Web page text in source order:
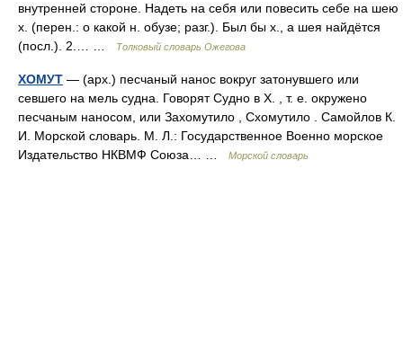
внутренней стороне. Надеть на себя или повесить себе на шею
х. (перен.: о какой н. обузе; разг.). Был бы х., а шея найдётся
(посл.). 2.… …
Толковый словарь Ожегова
ХОМУТ — (арх.) песчаный нанос вокруг затонувшего или
севшего на мель судна. Говорят Судно в Х. , т. е. окружено
песчаным наносом, или Захомутило , Схомутило . Самойлов К.
И. Морской словарь. М. Л.: Государственное Военно морское
Издательство НКВМФ Союза… …
Морской словарь